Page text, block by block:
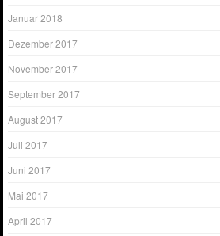
Januar 2018
Dezember 2017
November 2017
September 2017
August 2017
Juli 2017
Juni 2017
Mai 2017
April 2017